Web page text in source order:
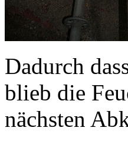
Dadurch
blieb die
nächsten